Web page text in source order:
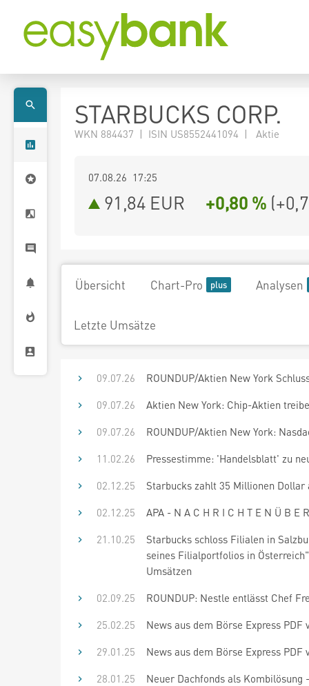
STARBUCKS CORP.
WKN 884437 | ISIN US8552441094 | Aktie
07.08.26 17:25
91,84 EUR +0,80 % (
Übersicht Chart-Pro Analysen
Letzte Umsätze
09.07.26
ROUNDUP/Aktien New York
09.07.26
Aktien New York: Chip-Aktien
09.07.26
ROUNDUP/Aktien New York:
11.02.26
Pressestimme: 'Handelsblatt' zu
02.12.25
Starbucks zahlt 35 Millionen
02.12.25
APA - N A C H R I C H T E N Ü B E
21.10.25
Starbucks schloss Filialen in
seines Filialportfolios in
Umsätzen
02.09.25
ROUNDUP: Nestle entlässt Chef
25.02.25
News aus dem Börse Express
29.01.25
News aus dem Börse Express
28.01.25
Neuer Dachfonds als